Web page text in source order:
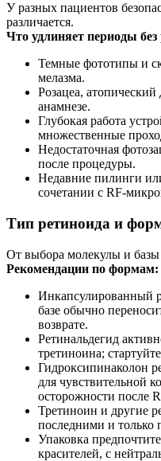
У разных пациентов
различается.
Что удлиняет периоды без
Темные фототипы и
мелазма.
Розацеа,
анамнезе.
Глубокая работа
множественные
Недостаточная
после процедуры.
Недавние пилинги
сочетании с
Тип ретиноида и
От выбора молекулы и базы
Рекомендации по формам:
Инкапсулированный
базе обычно
возврате.
Ретинальдегид
третиноина;
Гидроксипинаколон
для чувствительной
осторожности после
Третиноин и другие
последними и только
Упаковка
красителей, с